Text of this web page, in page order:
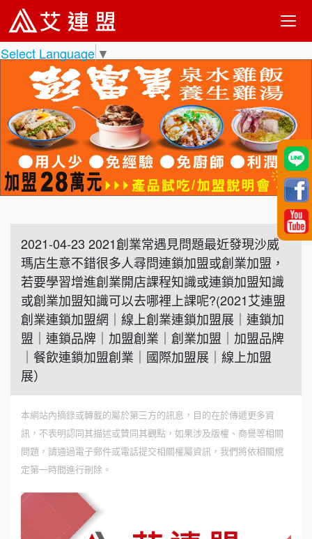
Select Language ▼
2021-04-23 2021創業常遇見問題最近發現沙威
瑪店生意不錯很多人尋問連鎖加盟或創業加盟，
若要學習增進創業開店課程知識或連鎖加盟知識
或創業加盟知識可以去哪裡上課呢?(2021艾連盟
創業連鎖加盟網｜線上創業連鎖加盟展｜連鎖加
盟｜連鎖品牌｜加盟創業｜創業加盟｜加盟品牌
｜餐飲連鎖加盟創業｜國際加盟展｜線上加盟
展）
本網站內摘錄或轉載的屬於第三方的訊息，目的在於傳遞更多資
訊，不表明認同其描述或贊同其觀點，如果涉及版權、商譽等相關
問題，請通過電子郵件或電話提交相關權屬資訊，我們將依相關規
定第一時間進行刪除。